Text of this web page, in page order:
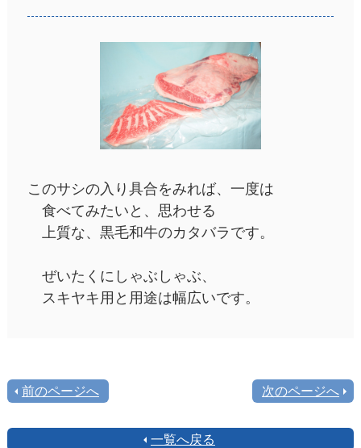
このサシの入り具合をみれば、一度は
食べてみたいと、思わせる
上質な、黒毛和牛のカタバラです。
ぜいたくにしゃぶしゃぶ、
スキヤキ用と用途は幅広いです。
前のページへ 次のページへ
一覧へ戻る